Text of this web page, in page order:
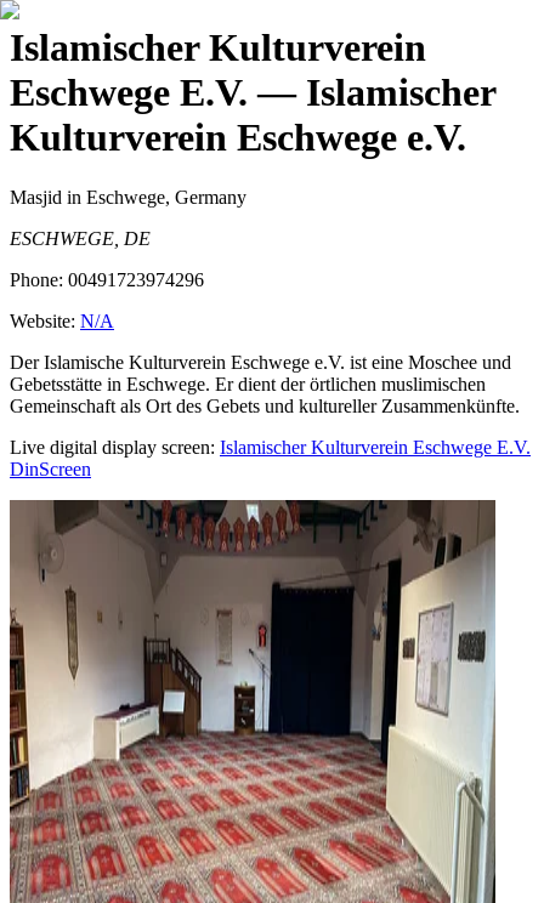
Islamischer Kulturverein
Eschwege E.V. — Islamischer
Kulturverein Eschwege e.V.
Masjid in Eschwege, Germany
ESCHWEGE, DE
Phone: 00491723974296
Website: N/A
Der Islamische Kulturverein Eschwege e.V. ist eine Moschee und
Gebetsstätte in Eschwege. Er dient der örtlichen muslimischen
Gemeinschaft als Ort des Gebets und kultureller Zusammenkünfte.
Live digital display screen: Islamischer Kulturverein Eschwege E.V.
DinScreen